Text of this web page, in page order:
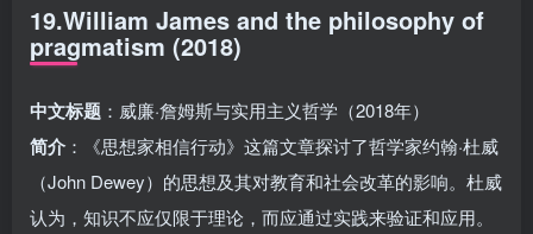
19.William James and the philosophy of
pragmatism (2018)
中文标题 ：威廉·詹姆斯与实用主义哲学（2018年）
简介 ：《思想家相信行动》这篇文章探讨了哲学家约翰·杜威
（John Dewey）的思想及其对教育和社会改革的影响。杜威
认为，知识不应仅限于理论，而应通过实践来验证和应用。